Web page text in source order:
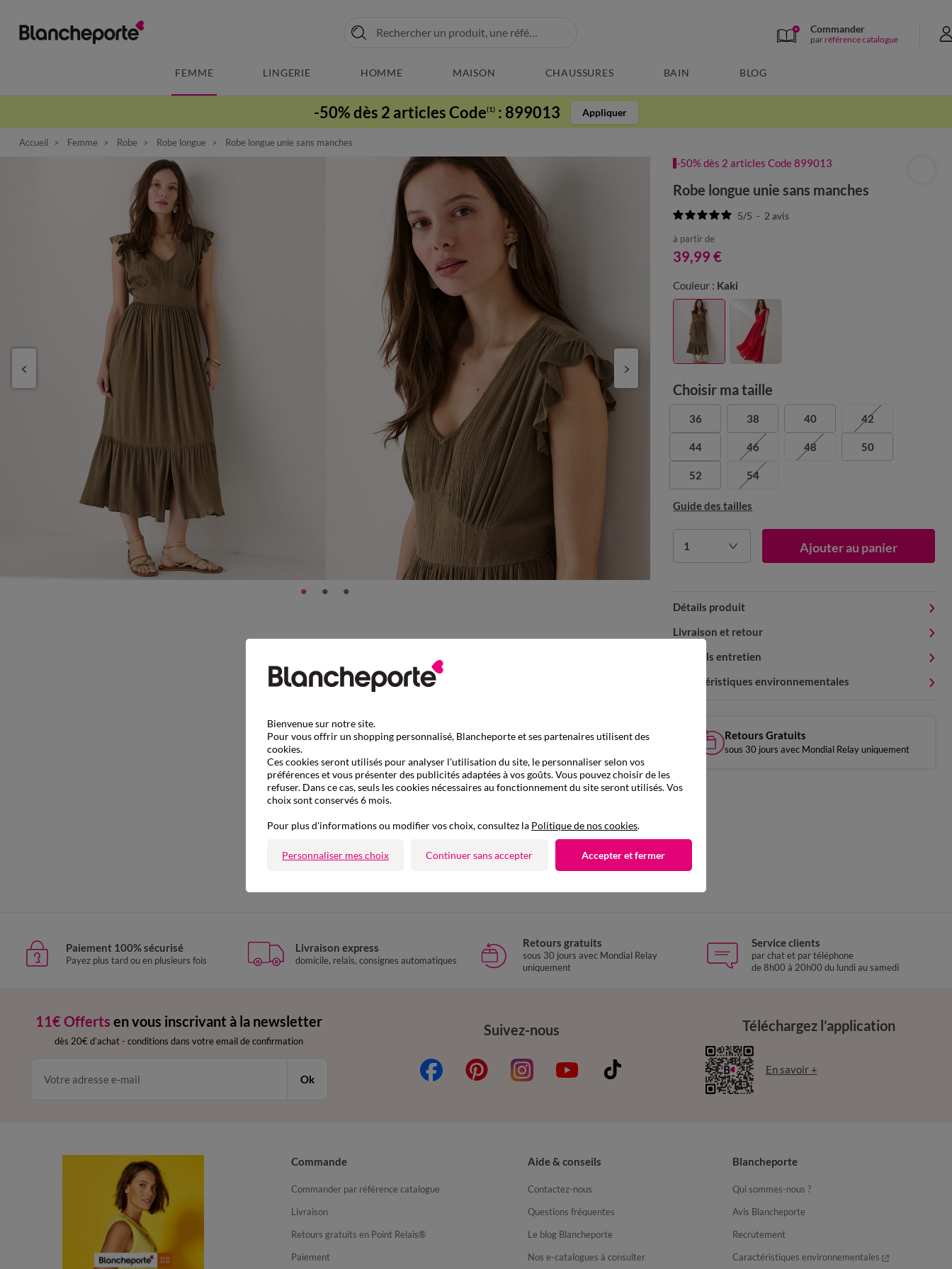
Commander
par référence catalogue
FEMME LINGERIE HOMME MAISON CHAUSSURES BAIN BLOG
-50% dès 2 articles Code(1) : 899013 Appliquer
Accueil Femme Robe Robe longue Robe longue unie sans manches
-50% dès 2 articles Code 899013
Robe longue unie sans manches
5/5 - 2avis
à partir de
39,99 €
Couleur : Kaki
Choisir ma taille
36 38 40 42
44 46 48 50
52 54
Guide des tailles
1 Ajouter au panier
Détails produit
Livraison et retour
Conseils entretien
Caractéristiques environnementales
Retours Gratuits
sous 30 jours avec Mondial Relay uniquement
D'autres idées de Robe longue
Robe évasée
Paiement 100% sécurisé
Payez plus tard ou en plusieurs fois
Livraison express
domicile, relais, consignes automatiques
Retours gratuits
sous 30 jours avec Mondial Relay
uniquement
Service clients
par chat et par téléphone
de 8h00 à 20h00 du lundi au samedi
11€ Offerts en vous inscrivant à la newsletter
dès 20€ d’achat - conditions dans votre email de confirmation
Ok
Suivez-nous Téléchargez l’application
En savoir +
Commande
Commander par référence catalogue
Livraison
Retours gratuits en Point Relais®
Paiement
Aide & conseils
Contactez-nous
Questions fréquentes
Le blog Blancheporte
Nos e-catalogues à consulter
Blancheporte
Qui sommes-nous ?
Avis Blancheporte
Recrutement
Caractéristiques environnementales
Bienvenue sur notre site.
Pour vous offrir un shopping personnalisé, Blancheporte et ses partenaires utilisent des
cookies.
Ces cookies seront utilisés pour analyser l'utilisation du site, le personnaliser selon vos
préférences et vous présenter des publicités adaptées à vos goûts. Vous pouvez choisir de les
refuser. Dans ce cas, seuls les cookies nécessaires au fonctionnement du site seront utilisés. Vos
choix sont conservés 6 mois.
Pour plus d'informations ou modifier vos choix, consultez la Politique de nos cookies.
Personnaliser mes choix Continuer sans accepter Accepter et fermer